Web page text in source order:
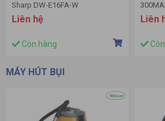
Sharp DW-E16FA-W
Liên hệ
Còn hàng
Liên
MÁY HÚT BỤI